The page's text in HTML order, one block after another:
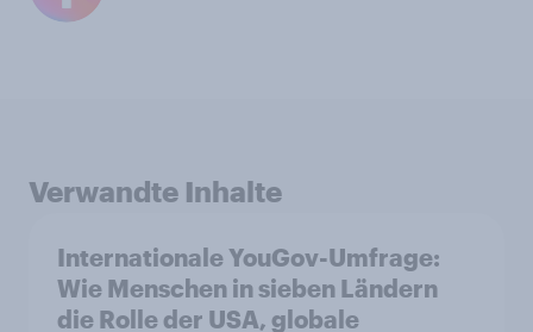
Verwandte Inhalte
Internationale YouGov-Umfrage:
Wie Menschen in sieben Ländern
die Rolle der USA, globale